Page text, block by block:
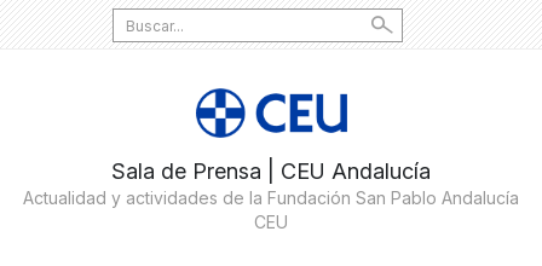
Search
for: